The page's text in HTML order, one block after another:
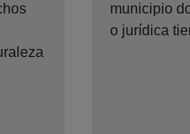
municipio
o jurídica